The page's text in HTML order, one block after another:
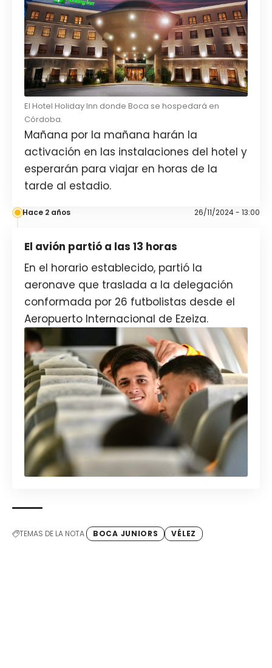
El Hotel Holiday Inn donde Boca se hospedará en
Córdoba.
Mañana por la mañana harán la
activación en las instalaciones del hotel y
esperarán para viajar en horas de la
tarde al estadio.
Hace 2 años 26/11/2024 - 13:00
El avión partió a las 13 horas
En el horario establecido, partió la
aeronave que traslada a la delegación
conformada por 26 futbolistas desde el
Aeropuerto Internacional de Ezeiza.
TEMAS DE LA NOTA BOCA JUNIORS VÉLEZ